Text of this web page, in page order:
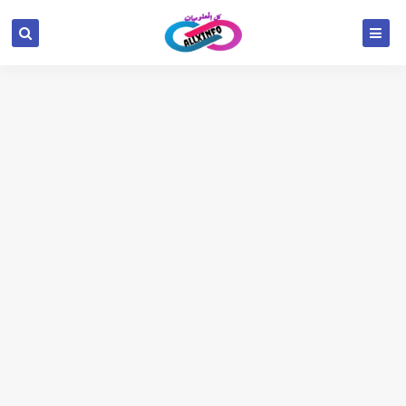
google.com, pub-6654709521456670, DIRECT,
f08c47fec0942fa0